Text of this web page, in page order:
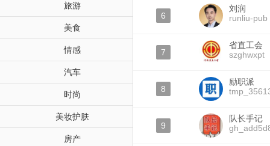
旅游
美食
情感
汽车
时尚
美妆护肤
房产
6
刘润
runliu-pub
7
省直工会
szghwxpt
8
励职派
9
队长手记